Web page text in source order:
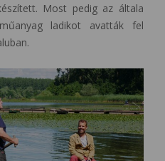
Most pedig az általa
ladikot avatták fel